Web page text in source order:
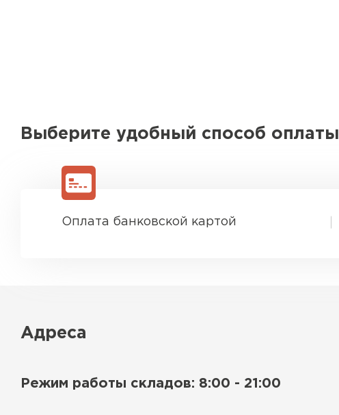
Выберите удобный способ оплаты
Оплата банковской картой
Адреса
Режим работы складов: 8:00 - 21:00